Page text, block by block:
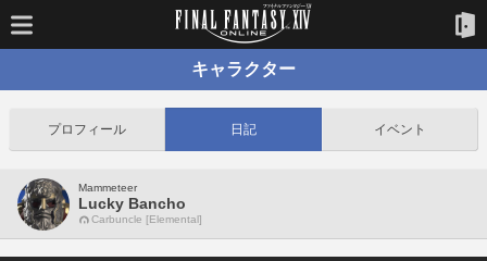
キャラクター
プロフィール 日記 イベント
Mammeteer
Lucky Bancho
Carbuncle [Elemental]